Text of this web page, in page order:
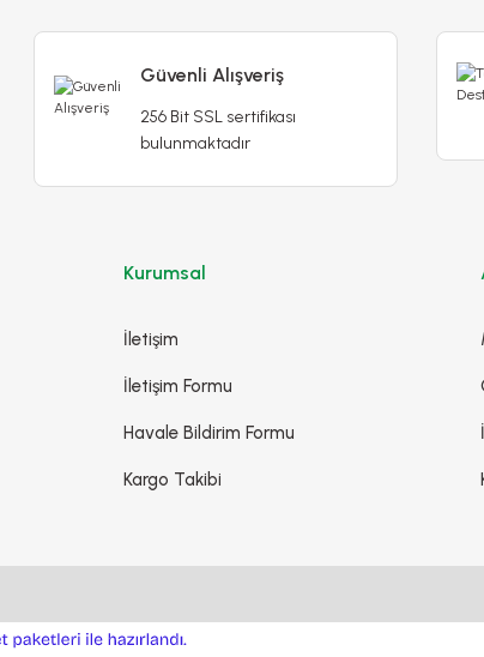
Semizotu Tohumu Geleneksel
65,00 TL
Güvenli Alışveriş
256 Bit SSL sertifikası
bulunmaktadır
Kurumsal
İletişim
İletişim Formu
Havale Bildirim Formu
Kargo Takibi
e-